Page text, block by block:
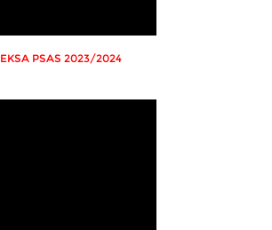
EKSA PSAS 2023/2024